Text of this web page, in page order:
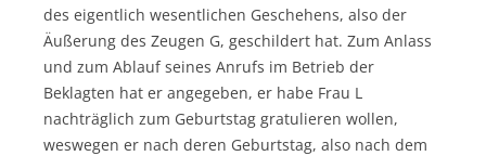
des eigentlich wesentlichen Geschehens, also der
Äußerung des Zeugen G, geschildert hat. Zum Anlass
und zum Ablauf seines Anrufs im Betrieb der
Beklagten hat er angegeben, er habe Frau L
nachträglich zum Geburtstag gratulieren wollen,
weswegen er nach deren Geburtstag, also nach dem